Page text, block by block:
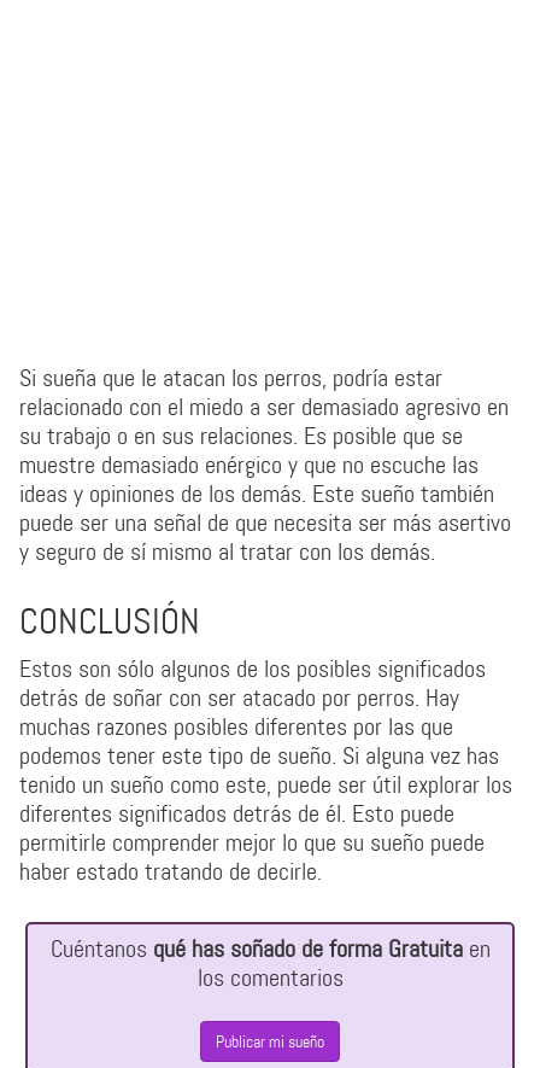
Si sueña que le atacan los perros, podría estar
relacionado con el miedo a ser demasiado agresivo en
su trabajo o en sus relaciones. Es posible que se
muestre demasiado enérgico y que no escuche las
ideas y opiniones de los demás. Este sueño también
puede ser una señal de que necesita ser más asertivo
y seguro de sí mismo al tratar con los demás.
CONCLUSIÓN
Estos son sólo algunos de los posibles significados
detrás de soñar con ser atacado por perros. Hay
muchas razones posibles diferentes por las que
podemos tener este tipo de sueño. Si alguna vez has
tenido un sueño como este, puede ser útil explorar los
diferentes significados detrás de él. Esto puede
permitirle comprender mejor lo que su sueño puede
haber estado tratando de decirle.
Cuéntanos qué has soñado de forma Gratuitaen
los comentarios
Publicar mi sueño